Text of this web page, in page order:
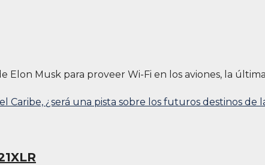
Musk para proveer Wi-Fi en los aviones, la